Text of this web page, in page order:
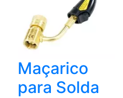
Maçarico
para Solda